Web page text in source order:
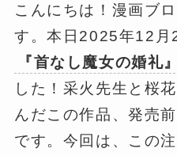
こんにちは！漫画ブ
す。本日2025年12月
『首なし魔女の婚礼』
した！采火先生と桜
んだこの作品、発売
です。今回は、この